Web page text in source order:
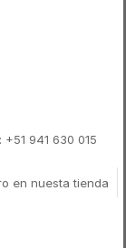
+51 941 630 015
en nuesta tienda